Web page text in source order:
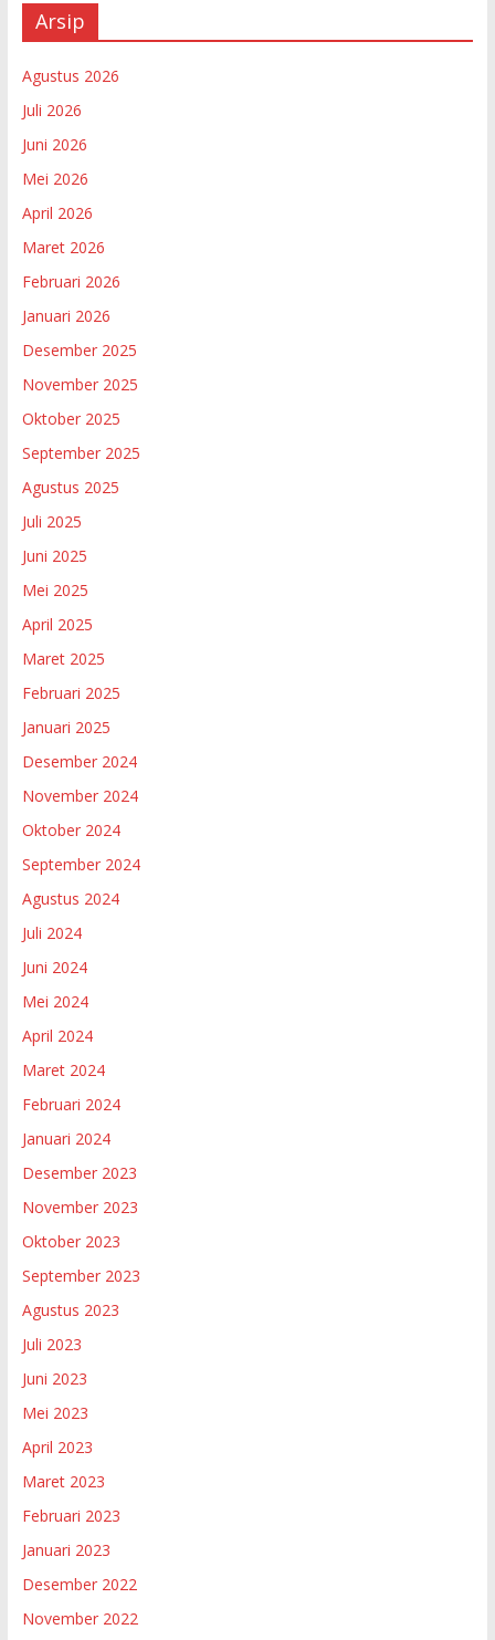
Arsip
Agustus 2026
Juli 2026
Juni 2026
Mei 2026
April 2026
Maret 2026
Februari 2026
Januari 2026
Desember 2025
November 2025
Oktober 2025
September 2025
Agustus 2025
Juli 2025
Juni 2025
Mei 2025
April 2025
Maret 2025
Februari 2025
Januari 2025
Desember 2024
November 2024
Oktober 2024
September 2024
Agustus 2024
Juli 2024
Juni 2024
Mei 2024
April 2024
Maret 2024
Februari 2024
Januari 2024
Desember 2023
November 2023
Oktober 2023
September 2023
Agustus 2023
Juli 2023
Juni 2023
Mei 2023
April 2023
Maret 2023
Februari 2023
Januari 2023
Desember 2022
November 2022